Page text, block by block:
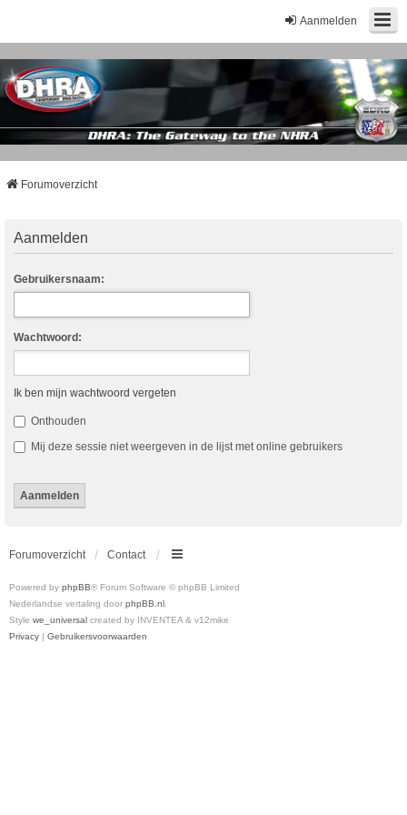
Aanmelden
Forumoverzicht
Aanmelden
Gebruikersnaam:
Wachtwoord:
Ik ben mijn wachtwoord vergeten
Onthouden
Mij deze sessie niet weergeven in de lijst met online gebruikers
Forumoverzicht Contact
Powered by phpBB® Forum Software © phpBB Limited
Nederlandse vertaling door phpBB.nl
Style we_universal created by INVENTEA & v12mike
Privacy | Gebruikersvoorwaarden